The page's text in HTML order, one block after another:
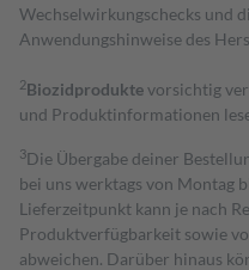
Wechselwirkungschecks und
Anwendungshinweise des
2Biozidproduktevorsichtig
und Produktinformationen
3Die Übergabe deiner
bei uns werktags von Montag
Lieferzeitpunkt kann je nach
Produktverfügbarkeit sowie
abweichen. Darüber hinaus